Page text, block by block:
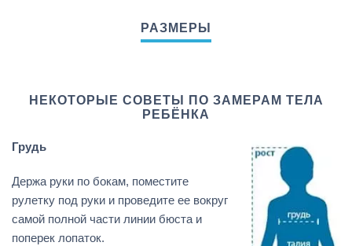
НЕКОТОРЫЕ СОВЕТЫ ПО ЗАМЕРАМ ТЕЛА
РЕБЁНКА
Грудь
Держа руки по бокам, поместите
рулетку под руки и проведите ее вокруг
самой полной части линии бюста и
поперек лопаток.